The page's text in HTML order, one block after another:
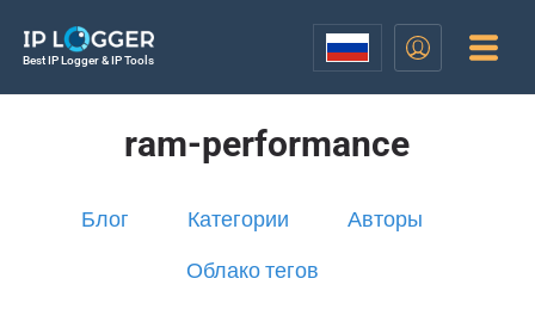
Best IP Logger & IP Tools
ram-performance
Блог Категории Авторы
Облако тегов